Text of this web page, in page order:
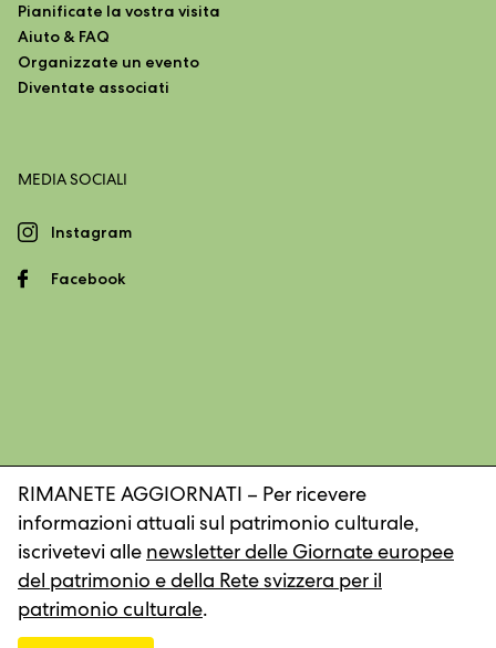
Pianificate la vostra visita
Aiuto & FAQ
Organizzate un evento
Diventate associati
MEDIA SOCIALI
Instagram
Facebook
© 2026, Rete svizzera per il patrimonio culturale
Impronta Dichiarazione sulla protezione dei dati
RIMANETE AGGIORNATI – Per ricevere
informazioni attuali sul patrimonio culturale,
iscrivetevi alle newsletter delle Giornate europee
del patrimonio e della Rete svizzera per il
patrimonio culturale.